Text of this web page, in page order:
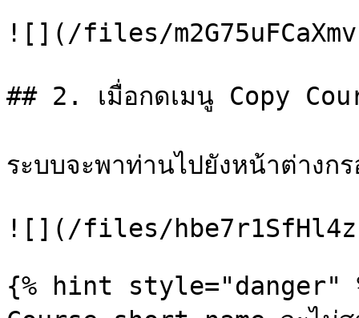
![](/files/
## 2. เมื่อกดเมนู Copy
ระบบจะพาท่านไปยังหน้าต่างก
![](/files/
{% hint style="danger"